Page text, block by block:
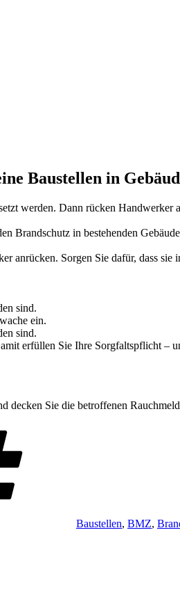
Baustellen in
werden. Dann rücken
Brandschutz in bestehenden
anrücken. Sorgen Sie dafür, dass
sind.
ein.
sind.
erfüllen Sie Ihre Sorgfaltspflicht –
decken Sie die betroffenen
Baustellen, BMZ,